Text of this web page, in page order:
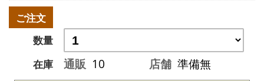
ご注文
数量
在庫
通販 10 店舗 準備無